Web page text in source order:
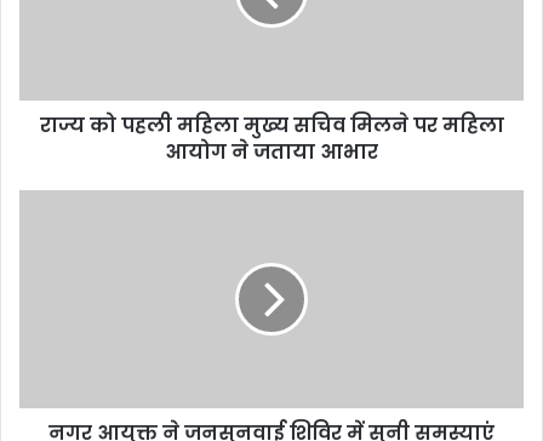
राज्य को पहली महिला मुख्य सचिव मिलने पर महिला
आयोग ने जताया आभार
नगर आयुक्त ने जनसुनवाई शिविर में सुनी समस्याएं